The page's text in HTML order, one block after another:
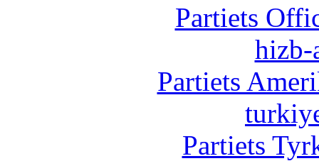
Partiets
hizb-
Partiets
Partiets